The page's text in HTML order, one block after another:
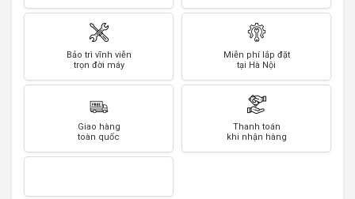
Bảo trì vĩnh viễn
trọn đời máy
Miễn phí lắp đặt
tại Hà Nội
Giao hàng
toàn quốc
Thanh toán
khi nhận hàng